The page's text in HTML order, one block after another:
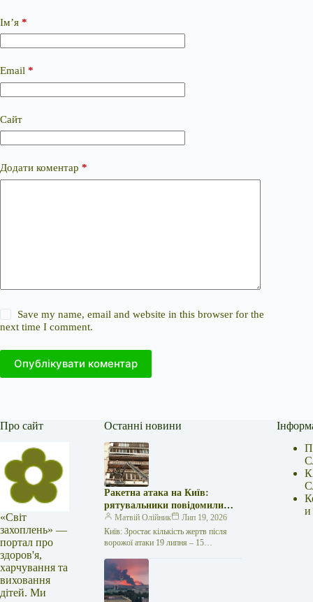
Ім’я *
Email *
Сайт
Додати коментар *
Save my name, email and website in this browser for the
next time I comment.
Опублікувати коментар
Про сайт
«Світ
захоплень» —
портал про
здоров'я,
харчування та
виховання
дітей. Ми
Останні новини
Ракетна атака на Київ:
рятувальники повідомили
про 15 поранених
Матвій Олійник
Лип 19, 2026
Київ: Зростає кількість жертв після
ворожої атаки 19 липня – 15
російської агресії, що сталася у
столиці…
и